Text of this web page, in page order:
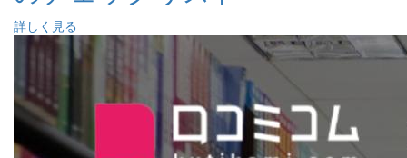
詳しく見る